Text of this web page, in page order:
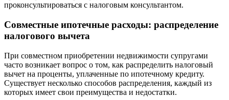
проконсультироваться с налоговым консультантом.
Совместные ипотечные расходы: распределение
налогового вычета
При совместном приобретении недвижимости супругами
часто возникает вопрос о том, как распределить налоговый
вычет на проценты, уплаченные по ипотечному кредиту.
Существует несколько способов распределения, каждый из
которых имеет свои преимущества и недостатки.